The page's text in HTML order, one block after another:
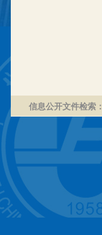
信息公开文件检索：